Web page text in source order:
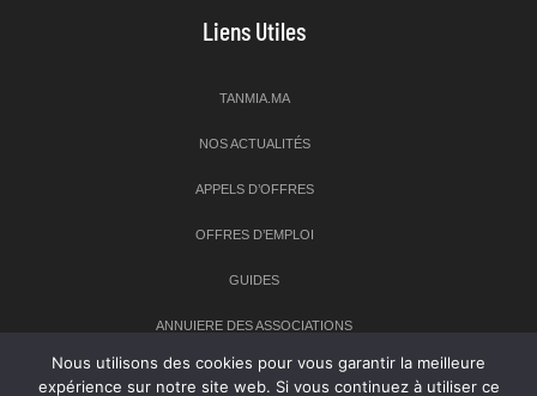
Liens Utiles
TANMIA.MA
NOS ACTUALITÉS
APPELS D’OFFRES
OFFRES D’EMPLOI
GUIDES
ANNUIERE DES ASSOCIATIONS
Nous utilisons des cookies pour vous garantir la meilleure
expérience sur notre site web. Si vous continuez à utiliser ce